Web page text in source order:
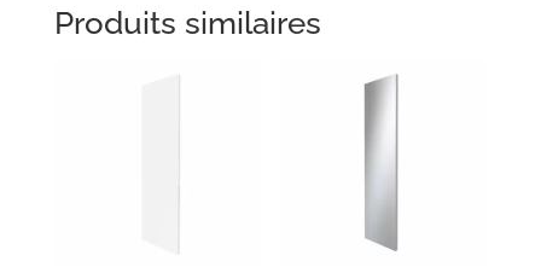
Produits similaires